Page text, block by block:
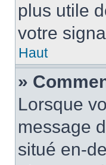
plus utile
votre
Haut
»
Lorsque
message
situé en-